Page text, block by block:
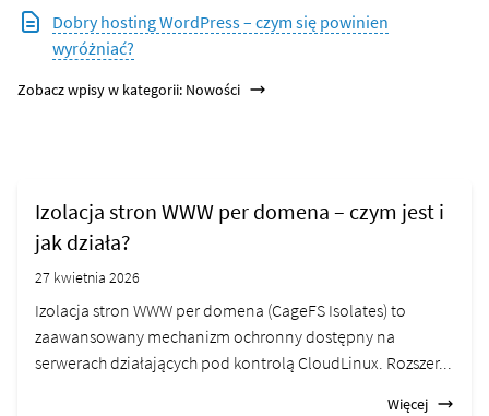
Dobry hosting WordPress – czym się powinien
wyróżniać?
Zobacz wpisy w kategorii: Nowości
Izolacja stron WWW per domena – czym jest i
jak działa?
27 kwietnia 2026
Izolacja stron WWW per domena (CageFS Isolates) to
zaawansowany mechanizm ochronny dostępny na
serwerach działających pod kontrolą CloudLinux. Rozszer...
Więcej